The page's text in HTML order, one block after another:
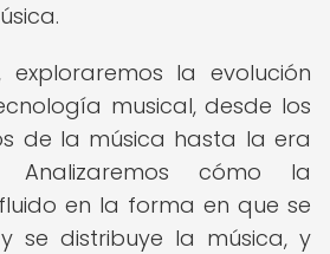
exploraremos la evolución
musical, desde los
de la música hasta la era
Analizaremos cómo la
en la forma en que se
se distribuye la música, y